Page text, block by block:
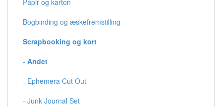
Bogbinding og æskefremstilling
Scrapbooking og kort
- Andet
- Ephemera Cut Out
- Junk Journal Set